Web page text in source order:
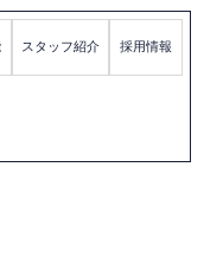
スタッフ紹介 採用情報